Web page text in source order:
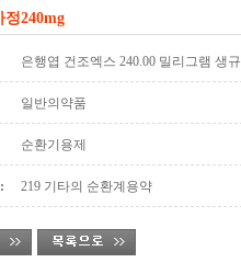
정240mg
은행엽 건조엑스 240.00 밀리그램 생규
일반의약품
순환기용제
219 기타의 순환계용약